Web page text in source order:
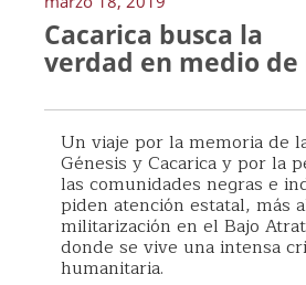
Cacarica busca la
verdad en medio de
Un viaje por la memoria de
Génesis y Cacarica y por la
las comunidades negras e
piden atención estatal, más
militarización en el Bajo
donde se vive una intensa
humanitaria.